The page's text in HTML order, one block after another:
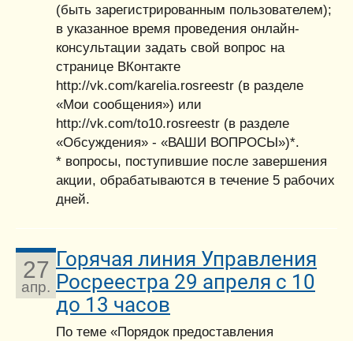
(быть зарегистрированным пользователем);
в указанное время проведения онлайн-
консультации задать свой вопрос на
странице ВКонтакте
http://vk.com/karelia.rosreestr (в разделе
«Мои сообщения») или
http://vk.com/to10.rosreestr (в разделе
«Обсуждения» - «ВАШИ ВОПРОСЫ»)*.
* вопросы, поступившие после завершения
акции, обрабатываются в течение 5 рабочих
дней.
27
апр.
Горячая линия Управления
Росреестра 29 апреля с 10
до 13 часов
По теме «Порядок предоставления